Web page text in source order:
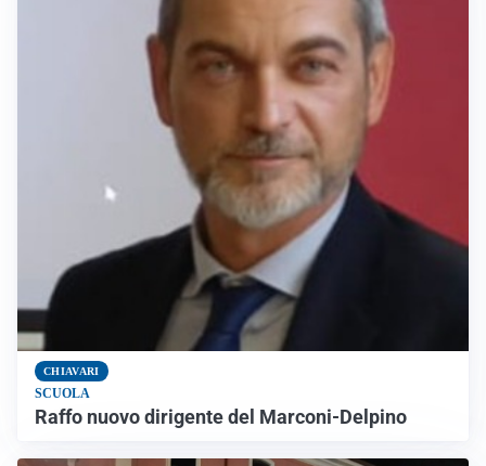
CHIAVARI
SCUOLA
Raffo nuovo dirigente del Marconi-Delpino